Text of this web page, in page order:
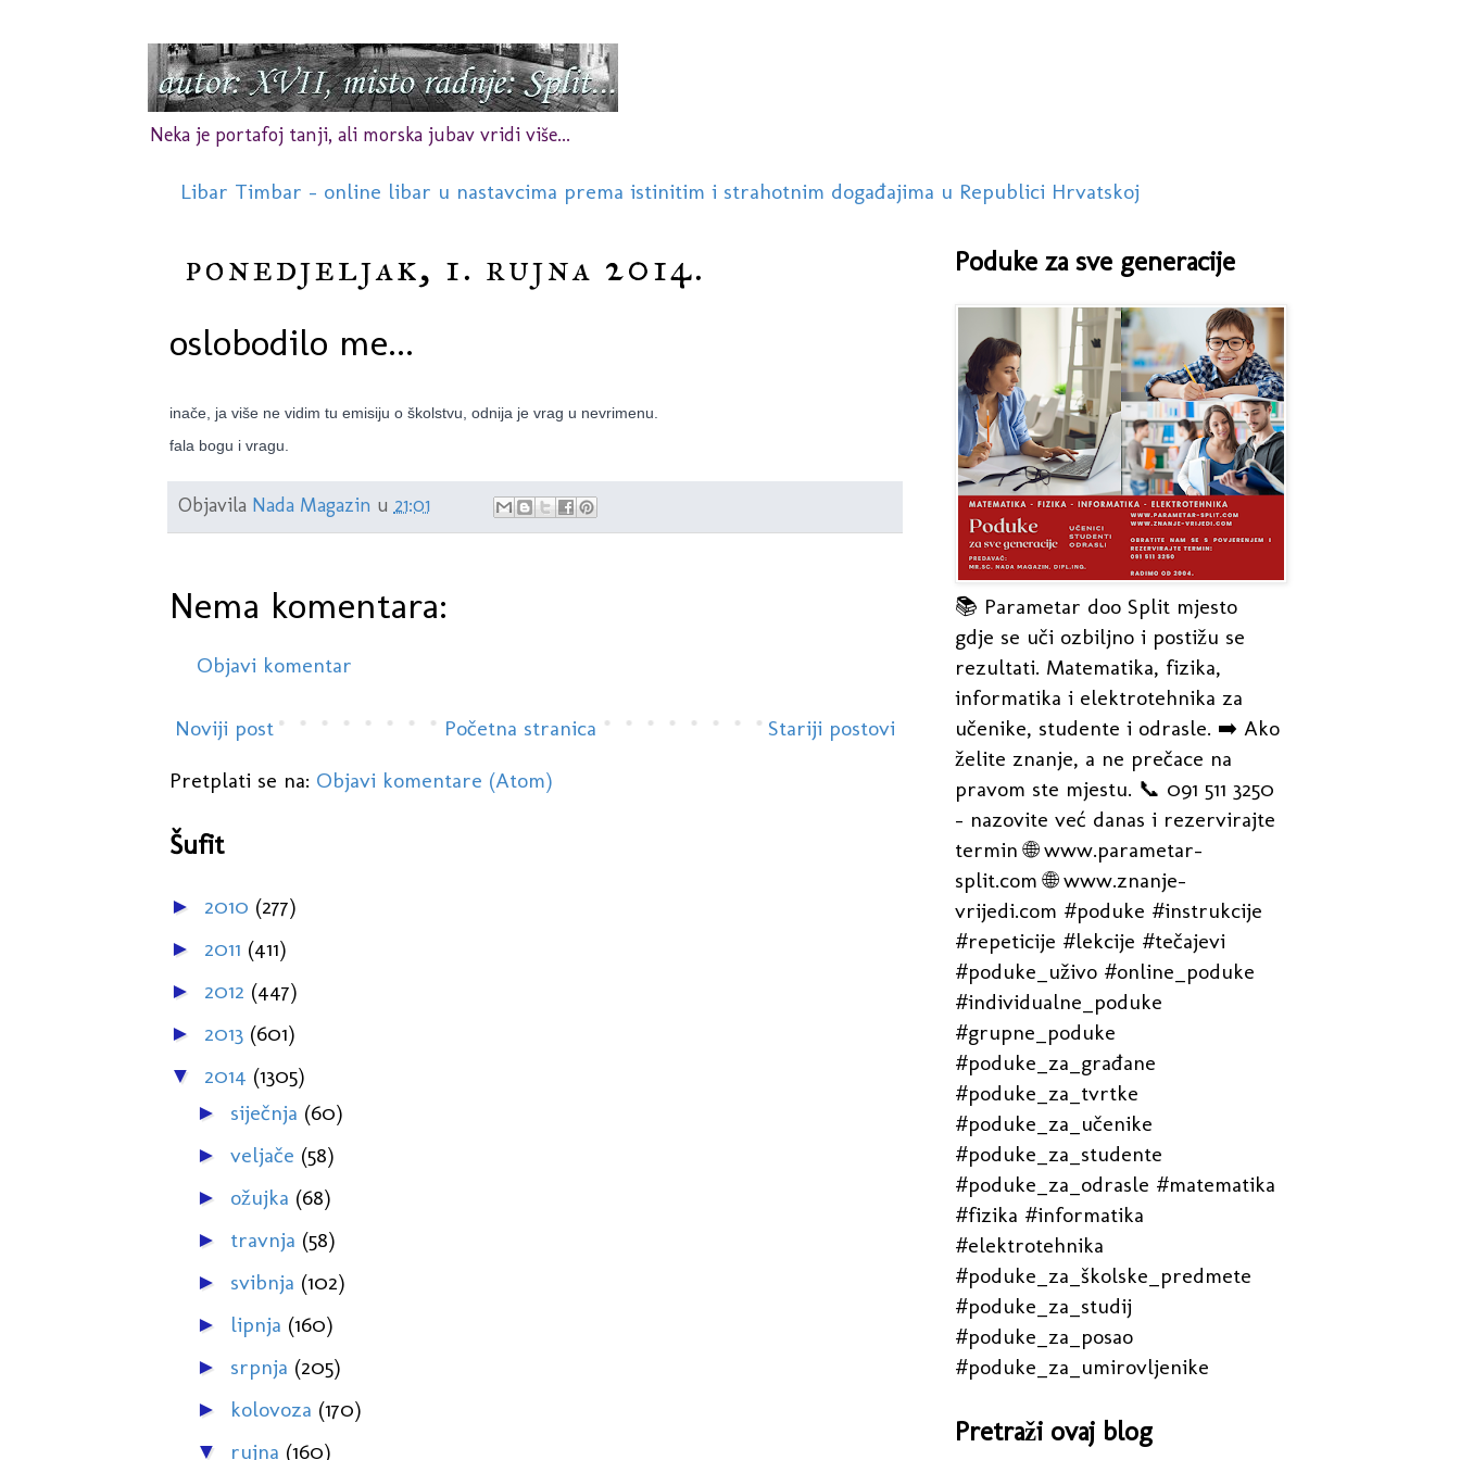
Neka je portafoj tanji, ali morska jubav vridi više...
Libar Timbar - online libar u nastavcima prema istinitim i strahotnim događajima u Republici Hrvatskoj
ponedjeljak, 1. rujna 2014.
oslobodilo me...
inače, ja više ne vidim tu emisiju o školstvu, odnija je vrag u nevrimenu.
fala bogu i vragu.
Objavila Nada Magazin u 21:01
Nema komentara:
Objavi komentar
Noviji post Stariji postovi
Početna stranica
Pretplati se na: Objavi komentare (Atom)
Šufit
► 2010 (277)
► 2011 (411)
► 2012 (447)
► 2013 (601)
▼ 2014 (1305)
► siječnja (60)
► veljače (58)
► ožujka (68)
► travnja (58)
► svibnja (102)
► lipnja (160)
► srpnja (205)
► kolovoza (170)
▼ rujna (160)
Poduke za sve generacije
📚 Parametar doo Split mjesto
gdje se uči ozbiljno i postižu se
rezultati. Matematika, fizika,
informatika i elektrotehnika za
učenike, studente i odrasle. ➡️ Ako
želite znanje, a ne prečace na
pravom ste mjestu. 📞 091 511 3250
- nazovite već danas i rezervirajte
termin 🌐 www.parametar-
split.com 🌐 www.znanje-
vrijedi.com #poduke #instrukcije
#repeticije #lekcije #tečajevi
#poduke_uživo #online_poduke
#individualne_poduke
#grupne_poduke
#poduke_za_građane
#poduke_za_tvrtke
#poduke_za_učenike
#poduke_za_studente
#poduke_za_odrasle #matematika
#fizika #informatika
#elektrotehnika
#poduke_za_školske_predmete
#poduke_za_studij
#poduke_za_posao
#poduke_za_umirovljenike
Pretraži ovaj blog